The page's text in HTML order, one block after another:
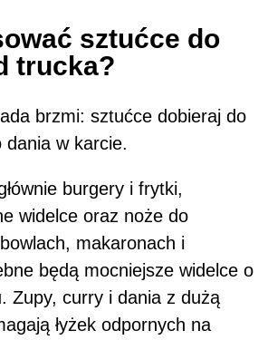
sztućce do
trucka?
brzmi: sztućce dobieraj do
dania w karcie.
burgery i frytki,
widelce oraz noże do
makaronach i
będą mocniejsze widelce o
Zupy, curry i dania z dużą
łyżek odpornych na